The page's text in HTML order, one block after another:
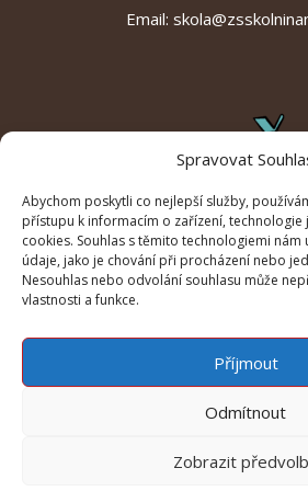
Spravovat
Abychom poskytli co nejlepší služby,
přístupu k informacím o zařízení,
cookies. Souhlas s těmito technologiemi
údaje, jako je chování při procházení nebo
Nesouhlas nebo odvolání souhlasu může
vlastnosti a funkce.
Příjmout
Odmítnout
Zobrazit
Email: